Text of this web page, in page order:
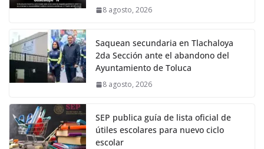
8 agosto, 2026
Saquean secundaria en Tlachaloya
2da Sección ante el abandono del
Ayuntamiento de Toluca
8 agosto, 2026
SEP publica guía de lista oficial de
útiles escolares para nuevo ciclo
escolar